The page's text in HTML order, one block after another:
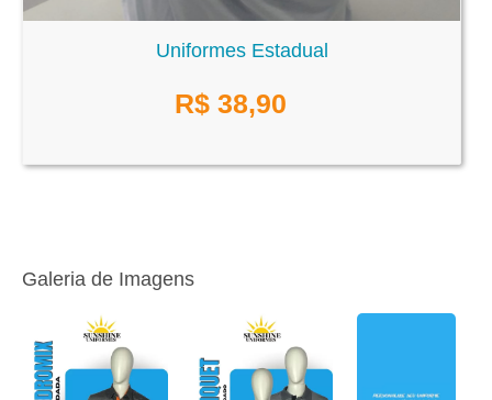
Uniformes Estadual
R$ 38,90
Galeria de Imagens